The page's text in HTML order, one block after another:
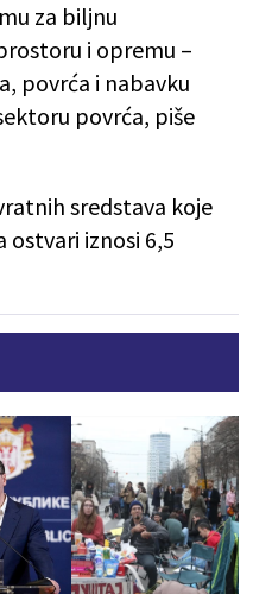
za biljnu
i opremu –
povrća i nabavku
povrća, piše
sredstava koje
ostvari iznosi 6,5